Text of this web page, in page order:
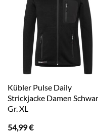
Kübler Pulse Daily
Strickjacke Damen
Gr. XL
54,99€